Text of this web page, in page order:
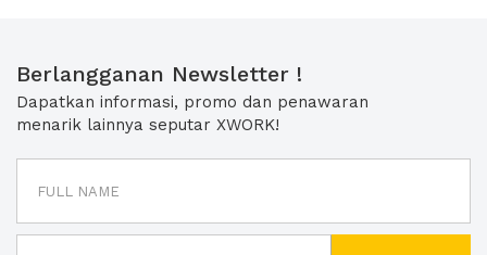
Berlangganan Newsletter !
Dapatkan informasi, promo dan penawaran
menarik lainnya seputar XWORK!